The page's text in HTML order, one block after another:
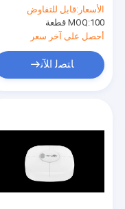
، مع مفتاح الدبوس
الجانبي العلوي ، وتثبيت
المسمار ، والتحكم عن
بعد متاح
الأسعار:قابل للتفاوض
MOQ:100 قطعة
أحصل على آخر سعر
ﺎﺘﺼﻟ ﺍﻶﻧ